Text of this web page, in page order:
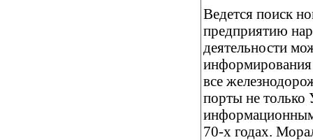
Ведется поиск
предприятию
деятельности
информирования
все
порты не только
70-х годах.